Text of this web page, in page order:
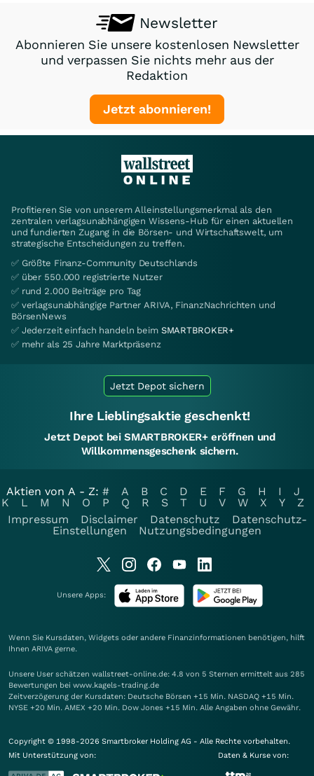
Newsletter
Abonnieren Sie unsere kostenlosen Newsletter
und verpassen Sie nichts mehr aus der
Redaktion
Jetzt abonnieren!
Profitieren Sie von unserem Alleinstellungsmerkmal als den
zentralen verlagsunabhängigen Wissens-Hub für einen aktuellen
und fundierten Zugang in die Börsen- und Wirtschaftswelt, um
strategische Entscheidungen zu treffen.
✅ Größte Finanz-Community Deutschlands
✅ über 550.000 registrierte Nutzer
✅ rund 2.000 Beiträge pro Tag
✅ verlagsunabhängige Partner ARIVA, FinanzNachrichten und
BörsenNews
✅ Jederzeit einfach handeln beim SMARTBROKER+
✅ mehr als 25 Jahre Marktpräsenz
Jetzt Depot sichern
Ihre Lieblingsaktie geschenkt!
Jetzt Depot bei SMARTBROKER+ eröffnen und
Willkommensgeschenk sichern.
Aktien von A - Z: # A B C D E F G H I
J
K
L M N O P Q R S T U V W X Y
Z
Impressum
Disclaimer Datenschutz
Datenschutz-
Einstellungen
Nutzungsbedingungen
Unsere Apps:
Wenn Sie Kursdaten, Widgets oder andere Finanzinformationen benötigen, hilft
Ihnen ARIVA gerne.
Unsere User schätzen wallstreet-online.de: 4.8 von 5 Sternen ermittelt aus 285
Bewertungen bei www.kagels-trading.de
Zeitverzögerung der Kursdaten: Deutsche Börsen +15 Min. NASDAQ +15 Min.
NYSE +20 Min. AMEX +20 Min. Dow Jones +15 Min. Alle Angaben ohne Gewähr.
Copyright © 1998-2026 Smartbroker Holding AG - Alle Rechte vorbehalten.
Mit Unterstützung von:
Daten & Kurse von: